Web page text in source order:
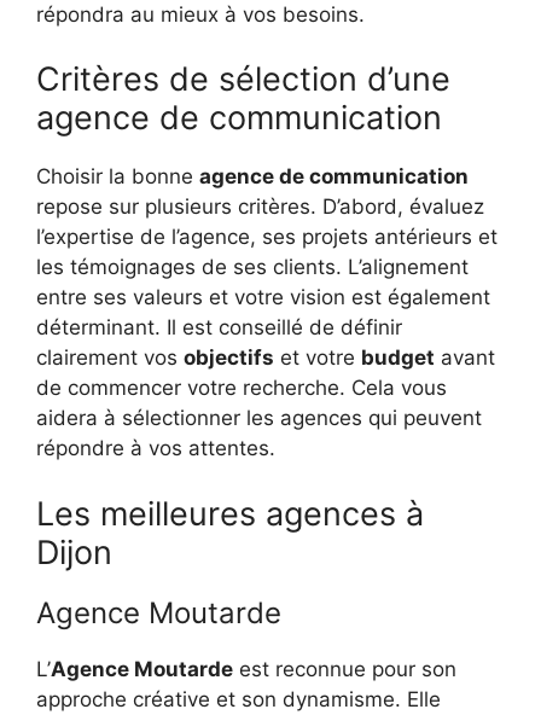
répondra au mieux à vos besoins.
Critères de sélection d’une
agence de communication
Choisir la bonne agence de communication
repose sur plusieurs critères. D’abord, évaluez
l’expertise de l’agence, ses projets antérieurs et
les témoignages de ses clients. L’alignement
entre ses valeurs et votre vision est également
déterminant. Il est conseillé de définir
clairement vos objectifs et votre budget avant
de commencer votre recherche. Cela vous
aidera à sélectionner les agences qui peuvent
répondre à vos attentes.
Les meilleures agences à
Dijon
Agence Moutarde
L’Agence Moutarde est reconnue pour son
approche créative et son dynamisme. Elle